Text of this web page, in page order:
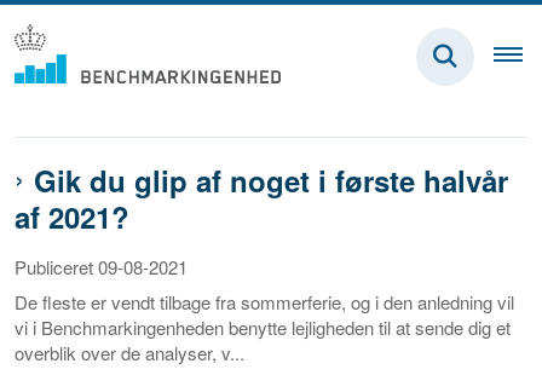
Gik du glip af noget i første halvår
af 2021?
Publiceret 09-08-2021
De fleste er vendt tilbage fra sommerferie, og i den anledning vil
vi i Benchmarkingenheden benytte lejligheden til at sende dig et
overblik over de analyser, v...